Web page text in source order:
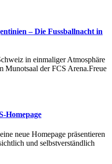
– Die Fussballnacht in
in einmaliger Atmosphäre
der FCS Arena.Freue
Homepage
neue Homepage präsentieren
und selbstverständlich